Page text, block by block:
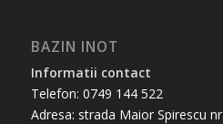
BAZIN INOT
Informatii contact
Telefon: 0749 144 522
Adresa: strada Maior Spirescu